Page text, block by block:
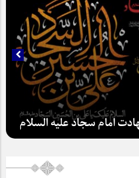
امام سجاد علیه السلام